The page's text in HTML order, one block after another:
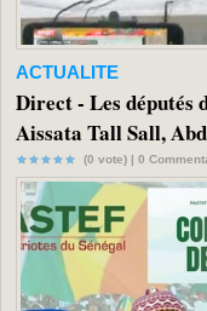
ACTUALITE
Direct - Les députés
Aissata Tall Sall,
(0 vote) | 0